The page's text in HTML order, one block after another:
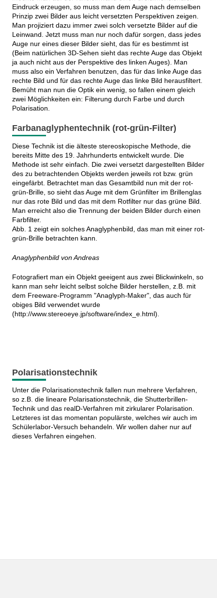
Eindruck erzeugen, so muss man dem Auge nach demselben
Prinzip zwei Bilder aus leicht versetzten Perspektiven zeigen.
Man projiziert dazu immer zwei solch versetzte Bilder auf die
Leinwand. Jetzt muss man nur noch dafür sorgen, dass jedes
Auge nur eines dieser Bilder sieht, das für es bestimmt ist
(Beim natürlichen 3D-Sehen sieht das rechte Auge das Objekt
ja auch nicht aus der Perspektive des linken Auges). Man
muss also ein Verfahren benutzen, das für das linke Auge das
rechte Bild und für das rechte Auge das linke Bild herausfiltert.
Bemüht man nun die Optik ein wenig, so fallen einem gleich
zwei Möglichkeiten ein: Filterung durch Farbe und durch
Polarisation.
Farbanaglyphentechnik (rot-grün-Filter)
Diese Technik ist die älteste stereoskopische Methode, die
bereits Mitte des 19. Jahrhunderts entwickelt wurde. Die
Methode ist sehr einfach. Die zwei versetzt dargestellten Bilder
des zu betrachtenden Objekts werden jeweils rot bzw. grün
eingefärbt. Betrachtet man das Gesamtbild nun mit der rot-
grün-Brille, so sieht das Auge mit dem Grünfilter im Brillenglas
nur das rote Bild und das mit dem Rotfilter nur das grüne Bild.
Man erreicht also die Trennung der beiden Bilder durch einen
Farbfilter.
Abb. 1 zeigt ein solches Anaglyphenbild, das man mit einer rot-
grün-Brille betrachten kann.
Anaglyphenbild von Andreas
Fotografiert man ein Objekt geeigent aus zwei Blickwinkeln, so
kann man sehr leicht selbst solche Bilder herstellen, z.B. mit
dem Freeware-Programm "Anaglyph-Maker", das auch für
obiges Bild verwendet wurde
(http://www.stereoeye.jp/software/index_e.html).
Polarisationstechnik
Unter die Polarisationstechnik fallen nun mehrere Verfahren,
so z.B. die lineare Polarisationstechnik, die Shutterbrillen-
Technik und das realD-Verfahren mit zirkularer Polarisation.
Letzteres ist das momentan populärste, welches wir auch im
Schülerlabor-Versuch behandeln. Wir wollen daher nur auf
dieses Verfahren eingehen.